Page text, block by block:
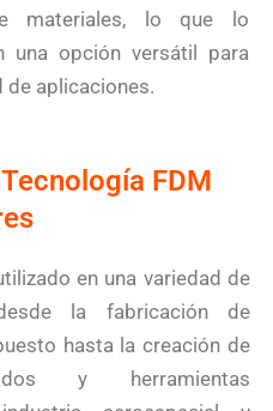
materiales, lo que lo
una opción versátil para
de aplicaciones.
FDM
en una variedad de
la fabricación de
hasta la creación de
y herramientas